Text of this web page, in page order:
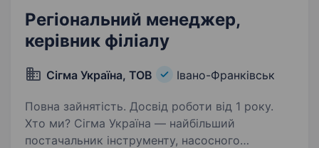
Регіональний менеджер,
керівник філіалу
Сігма Україна, ТОВ Івано-Франківськ
Повна зайнятість. Досвід роботи від 1 року.
Хто ми? Сігма Україна — найбільший
постачальник інструменту, насосного